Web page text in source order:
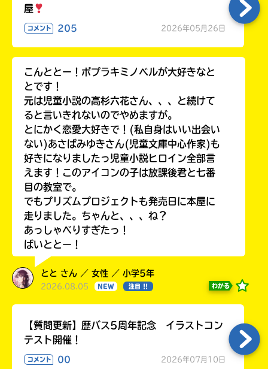
屋
コメント 205 2026年05月26日
こんととー！ポプラキミノベルが大好きなと
とです！
元は児童小説の高杉六花さん、、、と続けて
ると言いきれないのでやめますが。
とにかく恋愛大好きで！(私自身はいい出会い
ない)あさばみゆきさん(児童文庫中心作家)も
好きになりましたっ児童小説ヒロイン全部言
えます！このアイコンの子は放課後君と七番
目の教室で。
でもプリズムプロジェクトも発売日に本屋に
走りました。ちゃんと、、、ね？
あっしゃべりすぎたっ！
ばいととー！
とと さん ／ 女性 ／ 小学5年
2026.08.05 NEW 注目 !! わかる
【質問更新】歴バス5周年記念 イラストコン
テスト開催！
コメント 00 2026年07月10日